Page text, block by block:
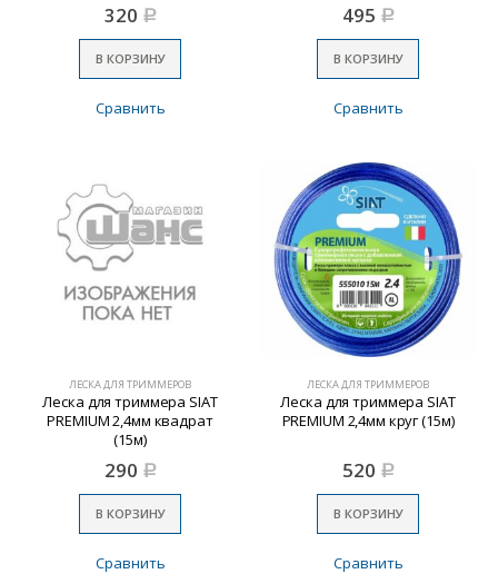
320 Р
В КОРЗИНУ
Сравнить
495 Р
В КОРЗИНУ
Сравнить
ЛЕСКА ДЛЯ ТРИММЕРОВ
Леска для триммера SIAT
PREMIUM 2,4мм квадрат
(15м)
290 Р
В КОРЗИНУ
Сравнить
ЛЕСКА ДЛЯ ТРИММЕРОВ
Леска для триммера SIAT
PREMIUM 2,4мм круг (15м)
520 Р
В КОРЗИНУ
Сравнить